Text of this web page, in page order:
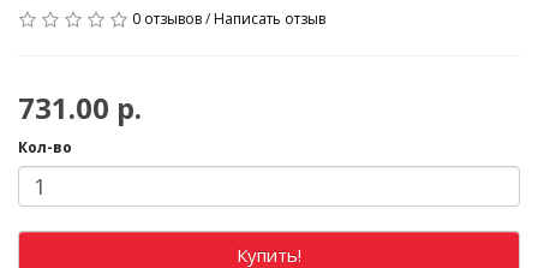
0 отзывов/Написать отзыв
731.00 р.
Кол-во
Купить!